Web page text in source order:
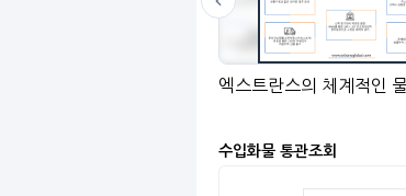
엑스트란스의 체계적인
수입화물 통관조회